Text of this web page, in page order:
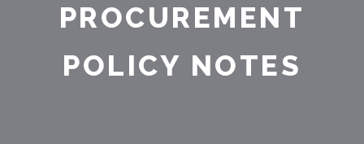
PROCUREMENT
POLICY NOTES